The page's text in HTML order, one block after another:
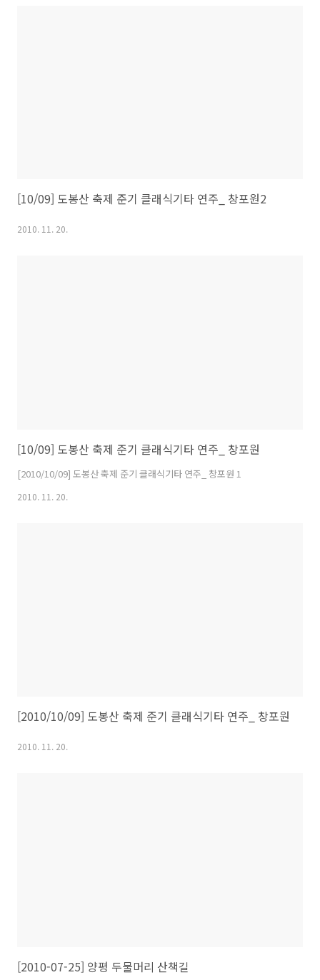
[10/09] 도봉산 축제 준기 클래식기타 연주_ 창포원2
2010. 11. 20.
[10/09] 도봉산 축제 준기 클래식기타 연주_ 창포원
[2010/10/09] 도봉산 축제 준기 클래식기타 연주_ 창포원 1
2010. 11. 20.
[2010/10/09] 도봉산 축제 준기 클래식기타 연주_ 창포원
2010. 11. 20.
[2010-07-25] 양평 두물머리 산책길